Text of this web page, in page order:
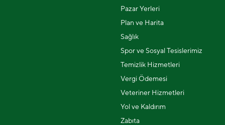
Pazar Yerleri
Plan ve Harita
Sağlık
Spor ve Sosyal Tesislerimiz
Temizlik Hizmetleri
Vergi Ödemesi
Veteriner Hizmetleri
Yol ve Kaldırım
Zabıta